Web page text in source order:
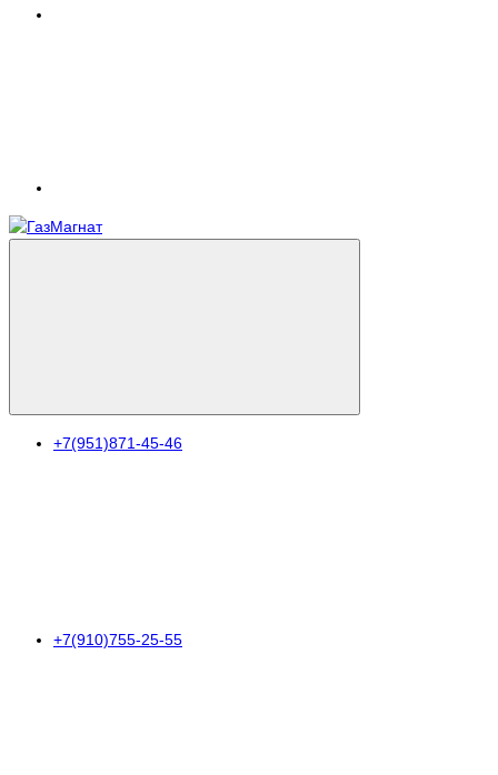
+7(951)871-45-46
+7(910)755-25-55